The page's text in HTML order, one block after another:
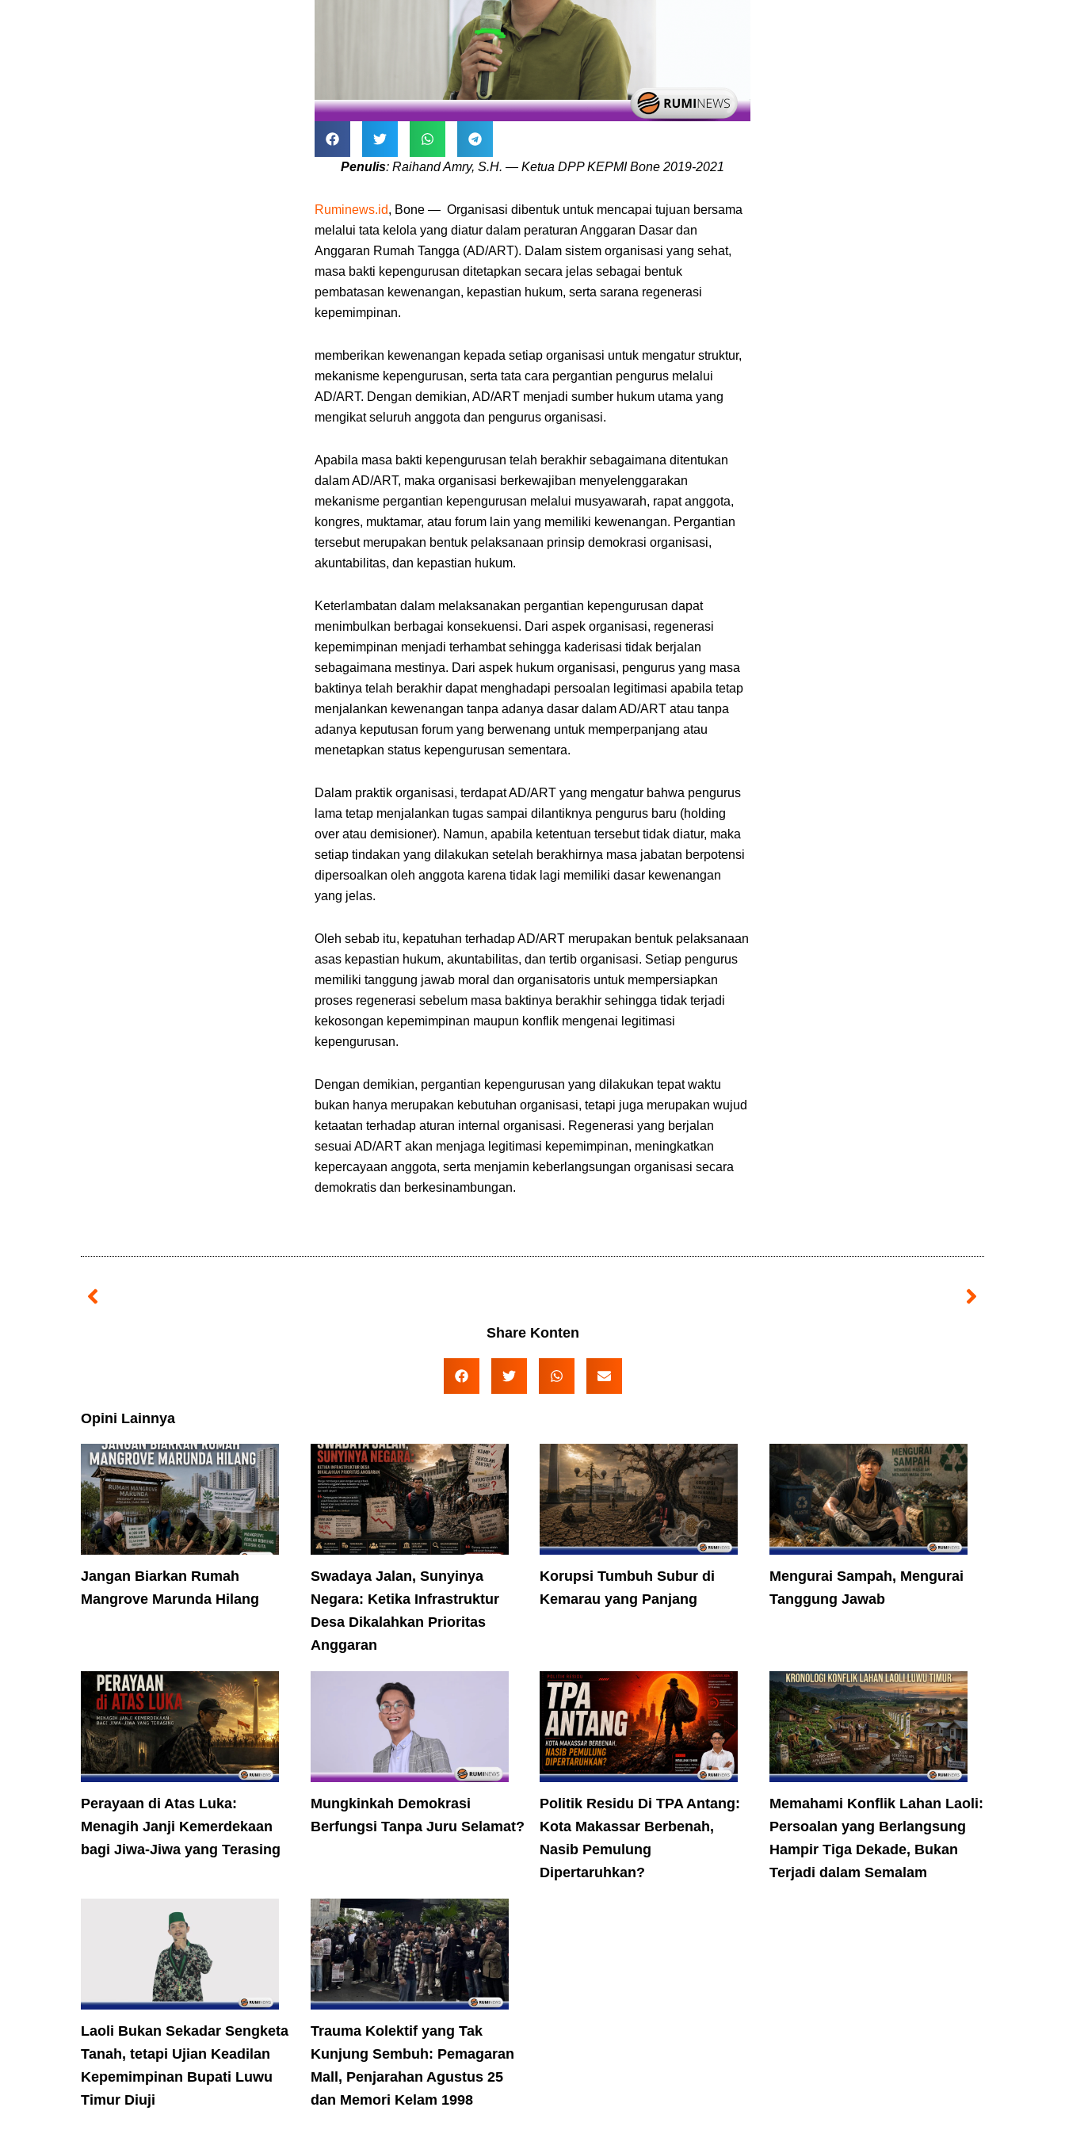
Penulis: Raihand Amry, S.H. — Ketua DPP KEPMI Bone 2019-2021
Ruminews.id, Bone — Organisasi dibentuk untuk mencapai tujuan bersama
melalui tata kelola yang diatur dalam peraturan Anggaran Dasar dan
Anggaran Rumah Tangga (AD/ART). Dalam sistem organisasi yang sehat,
masa bakti kepengurusan ditetapkan secara jelas sebagai bentuk
pembatasan kewenangan, kepastian hukum, serta sarana regenerasi
kepemimpinan.
memberikan kewenangan kepada setiap organisasi untuk mengatur struktur,
mekanisme kepengurusan, serta tata cara pergantian pengurus melalui
AD/ART. Dengan demikian, AD/ART menjadi sumber hukum utama yang
mengikat seluruh anggota dan pengurus organisasi.
Apabila masa bakti kepengurusan telah berakhir sebagaimana ditentukan
dalam AD/ART, maka organisasi berkewajiban menyelenggarakan
mekanisme pergantian kepengurusan melalui musyawarah, rapat anggota,
kongres, muktamar, atau forum lain yang memiliki kewenangan. Pergantian
tersebut merupakan bentuk pelaksanaan prinsip demokrasi organisasi,
akuntabilitas, dan kepastian hukum.
Keterlambatan dalam melaksanakan pergantian kepengurusan dapat
menimbulkan berbagai konsekuensi. Dari aspek organisasi, regenerasi
kepemimpinan menjadi terhambat sehingga kaderisasi tidak berjalan
sebagaimana mestinya. Dari aspek hukum organisasi, pengurus yang masa
baktinya telah berakhir dapat menghadapi persoalan legitimasi apabila tetap
menjalankan kewenangan tanpa adanya dasar dalam AD/ART atau tanpa
adanya keputusan forum yang berwenang untuk memperpanjang atau
menetapkan status kepengurusan sementara.
Dalam praktik organisasi, terdapat AD/ART yang mengatur bahwa pengurus
lama tetap menjalankan tugas sampai dilantiknya pengurus baru (holding
over atau demisioner). Namun, apabila ketentuan tersebut tidak diatur, maka
setiap tindakan yang dilakukan setelah berakhirnya masa jabatan berpotensi
dipersoalkan oleh anggota karena tidak lagi memiliki dasar kewenangan
yang jelas.
Oleh sebab itu, kepatuhan terhadap AD/ART merupakan bentuk pelaksanaan
asas kepastian hukum, akuntabilitas, dan tertib organisasi. Setiap pengurus
memiliki tanggung jawab moral dan organisatoris untuk mempersiapkan
proses regenerasi sebelum masa baktinya berakhir sehingga tidak terjadi
kekosongan kepemimpinan maupun konflik mengenai legitimasi
kepengurusan.
Dengan demikian, pergantian kepengurusan yang dilakukan tepat waktu
bukan hanya merupakan kebutuhan organisasi, tetapi juga merupakan wujud
ketaatan terhadap aturan internal organisasi. Regenerasi yang berjalan
sesuai AD/ART akan menjaga legitimasi kepemimpinan, meningkatkan
kepercayaan anggota, serta menjamin keberlangsungan organisasi secara
demokratis dan berkesinambungan.
Prev Next
Share Konten
Opini Lainnya
Jangan Biarkan Rumah
Mangrove Marunda Hilang
Swadaya Jalan, Sunyinya
Negara: Ketika Infrastruktur
Desa Dikalahkan Prioritas
Anggaran
Korupsi Tumbuh Subur di
Kemarau yang Panjang
Mengurai Sampah, Mengurai
Tanggung Jawab
Perayaan di Atas Luka:
Menagih Janji Kemerdekaan
bagi Jiwa-Jiwa yang Terasing
Mungkinkah Demokrasi
Berfungsi Tanpa Juru Selamat?
Politik Residu Di TPA Antang:
Kota Makassar Berbenah,
Nasib Pemulung
Dipertaruhkan?
Memahami Konflik Lahan Laoli:
Persoalan yang Berlangsung
Hampir Tiga Dekade, Bukan
Terjadi dalam Semalam
Laoli Bukan Sekadar Sengketa
Tanah, tetapi Ujian Keadilan
Kepemimpinan Bupati Luwu
Timur Diuji
Trauma Kolektif yang Tak
Kunjung Sembuh: Pemagaran
Mall, Penjarahan Agustus 25
dan Memori Kelam 1998